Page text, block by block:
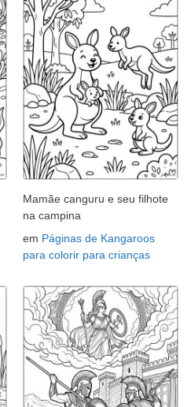
Mamãe canguru e seu filhote
na campina
em Páginas de Kangaroos
para colorir para crianças